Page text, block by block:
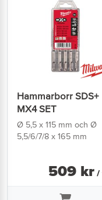
Hammarborr SDS+
MX4 SET
Ø 5,5 x 115 mm och Ø
5,5/6/7/8 x 165 mm
509 kr /